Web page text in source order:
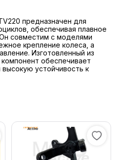
предназначен для
обеспечивая плавное
совместим с моделями
крепление колеса, а
Изготовленный из
обеспечивает
устойчивость к